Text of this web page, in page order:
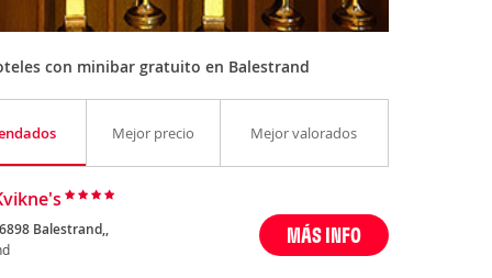
con minibar gratuito en Balestrand
Mejor precio Mejor valorados
Balestrand,, MÁS INFO